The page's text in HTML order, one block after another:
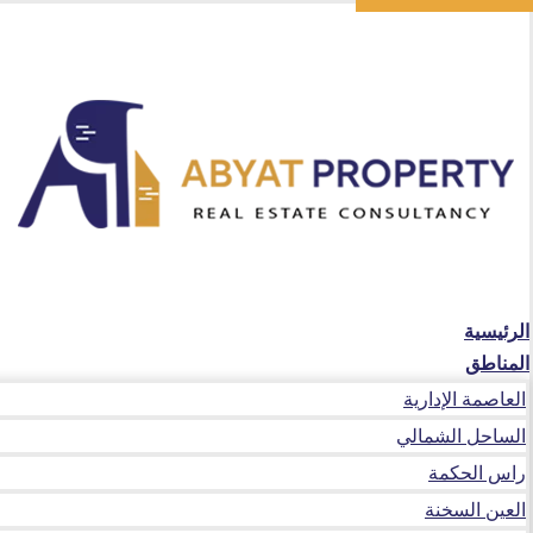
الرئيسية
المناطق
العاصمة الإدارية
الساحل الشمالي
راس الحكمة
العين السخنة